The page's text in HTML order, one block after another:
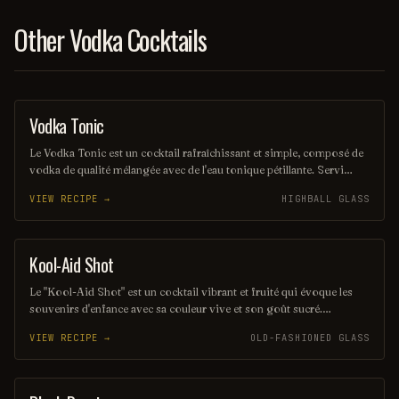
Other Vodka Cocktails
COCKTAIL
Vodka Tonic
Le Vodka Tonic est un cocktail rafraîchissant et simple, composé de
vodka de qualité mélangée avec de l'eau tonique pétillante. Servi
pour ceux qui recherchent une boisson légère et désaltérante. Idéal
pour toute occasion, ce classique des bars séduit par sa simplicité et
son goût équilibré.
VIEW RECIPE → HIGHBALL GLASS
SHOT
Kool-Aid Shot
Le "Kool-Aid Shot" est un cocktail vibrant et fruité qui évoque les
souvenirs d'enfance avec sa couleur vive et son goût sucré.
Aid, ce shot rafraîchissant est parfait pour les fêtes et les soirées
entre amis. Sa simplicité et son côté ludique en font un choix
populaire pour ceux qui cherchent à s'amuser.
VIEW RECIPE → OLD-FASHIONED GLASS